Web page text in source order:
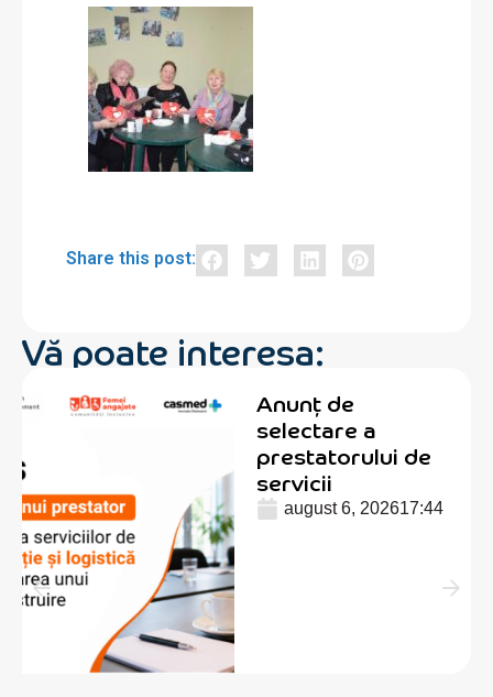
Share this post:
Vă poate interesa:
Anunț de
selectare a
prestatorului de
servicii
august 6, 202617:44